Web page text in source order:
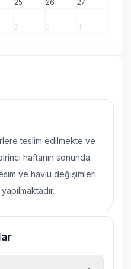
25 26 27
2 3 4
teslim edilmekte ve
haftanın sonunda
ve havlu değişimleri